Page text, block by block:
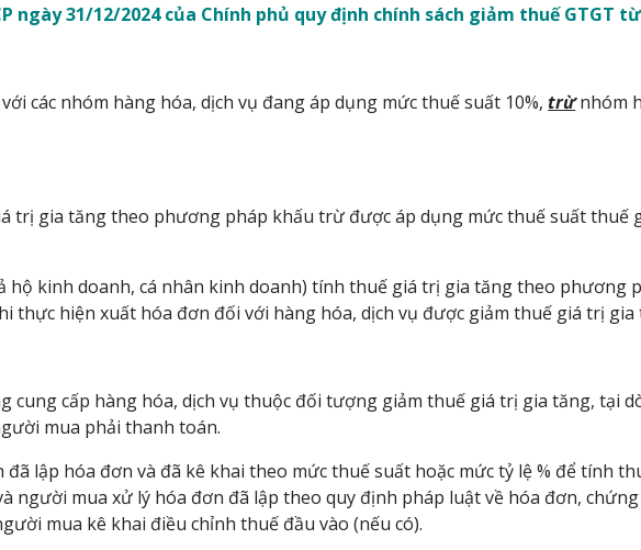
ngày 31/12/2024 của Chính phủ quy định chính sách giảm thuế GTGT
các nhóm hàng hóa, dịch vụ đang áp dụng mức thuế suất 10%,trừnhóm
trị gia tăng theo phương pháp khấu trừ được áp dụng mức thuế suất thuế
hộ kinh doanh, cá nhân kinh doanh) tính thuế giá trị gia tăng theo phương
thực hiện xuất hóa đơn đối với hàng hóa, dịch vụ được giảm thuế giá trị
cung cấp hàng hóa, dịch vụ thuộc đối tượng giảm thuế giá trị gia tăng, tại
mua phải thanh toán.
lập hóa đơn và đã kê khai theo mức thuế suất hoặc mức tỷ lệ % để tính
người mua xử lý hóa đơn đã lập theo quy định pháp luật về hóa đơn,
mua kê khai điều chỉnh thuế đầu vào (nếu có).